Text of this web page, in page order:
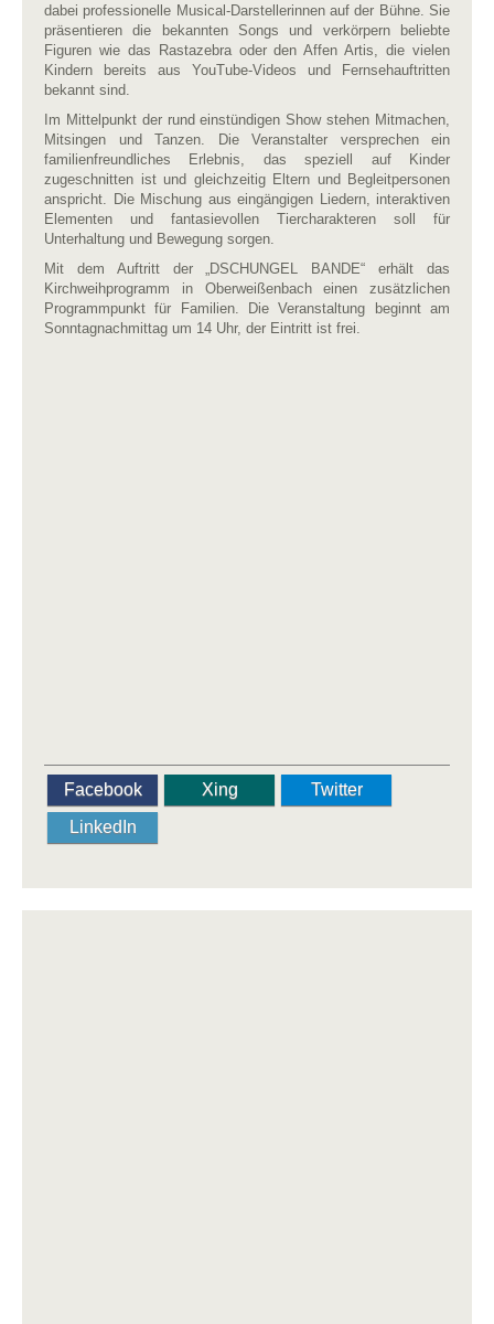
dabei professionelle Musical-Darstellerinnen auf der Bühne. Sie
präsentieren die bekannten Songs und verkörpern beliebte
Figuren wie das Rastazebra oder den Affen Artis, die vielen
Kindern bereits aus YouTube-Videos und Fernsehauftritten
bekannt sind.
Im Mittelpunkt der rund einstündigen Show stehen Mitmachen,
Mitsingen und Tanzen. Die Veranstalter versprechen ein
familienfreundliches Erlebnis, das speziell auf Kinder
zugeschnitten ist und gleichzeitig Eltern und Begleitpersonen
anspricht. Die Mischung aus eingängigen Liedern, interaktiven
Elementen und fantasievollen Tiercharakteren soll für
Unterhaltung und Bewegung sorgen.
Mit dem Auftritt der „DSCHUNGEL BANDE“ erhält das
Kirchweihprogramm in Oberweißenbach einen zusätzlichen
Programmpunkt für Familien. Die Veranstaltung beginnt am
Sonntagnachmittag um 14 Uhr, der Eintritt ist frei.
Facebook Xing
Twitter
LinkedIn